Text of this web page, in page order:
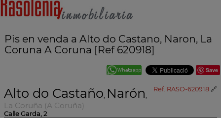
Pis en venda a Alto do Castano, Naron, La
Coruna A Coruna [Ref 620918]
Save
Ref. RASO-620918 🔗
Alto do Castaño, Narón,
La Coruña (A Coruña)
Calle Garda, 2